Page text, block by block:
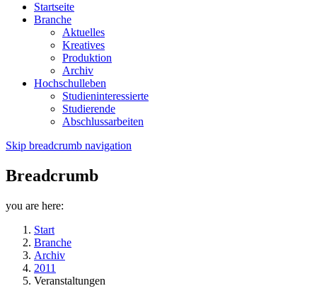
Startseite
Branche
Aktuelles
Kreatives
Produktion
Archiv
Hochschulleben
Studieninteressierte
Studierende
Abschlussarbeiten
Skip breadcrumb navigation
Breadcrumb
you are here:
Start
Branche
Archiv
2011
Veranstaltungen